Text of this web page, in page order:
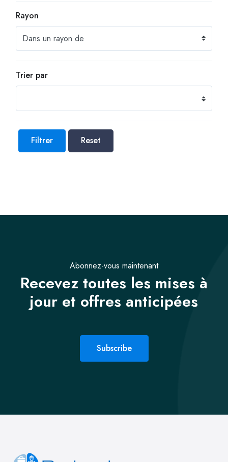
Rayon
Trier par
Filtrer Reset
Abonnez-vous maintenant
Recevez toutes les mises à
jour et offres anticipées
Subscribe